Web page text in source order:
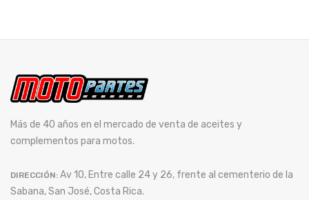
Más de 40 años en el mercado de venta de aceites y
complementos para motos.
DIRECCIÓN: Av 10, Entre calle 24 y 26, frente al cementerio de la
Sabana, San José, Costa Rica.